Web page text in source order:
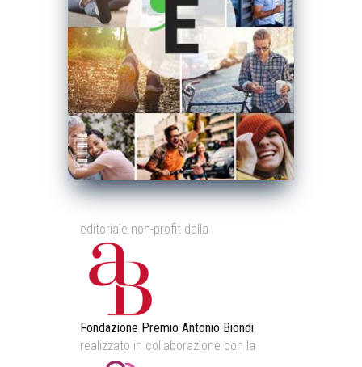
editoriale non-profit della
Fondazione Premio Antonio Biondi
realizzato in collaborazione con la